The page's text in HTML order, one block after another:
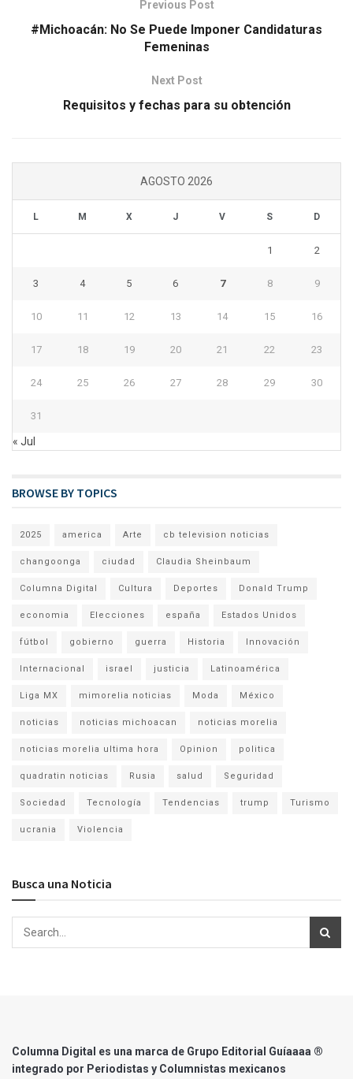
Previous Post
#Michoacán: No Se Puede Imponer Candidaturas
Femeninas
Next Post
Requisitos y fechas para su obtención
AGOSTO 2026
L M X J V S D
1 2
3 4 5 6 7 8 9
10 11 12 13 14 15 16
17 18 19 20 21 22 23
24 25 26 27 28 29 30
31
« Jul
BROWSE BY TOPICS
2025 america Arte cb television noticias
changoonga ciudad Claudia Sheinbaum
Columna Digital Cultura Deportes Donald Trump
economia Elecciones españa Estados Unidos
fútbol gobierno guerra Historia Innovación
Internacional israel justicia Latinoamérica
Liga MX mimorelia noticias Moda México
noticias noticias michoacan noticias morelia
noticias morelia ultima hora Opinion politica
quadratin noticias Rusia salud Seguridad
Sociedad Tecnología Tendencias trump Turismo
ucrania Violencia
Busca una Noticia
Columna Digital es una marca de Grupo Editorial Guíaaaa ®
integrado por Periodistas y Columnistas mexicanos